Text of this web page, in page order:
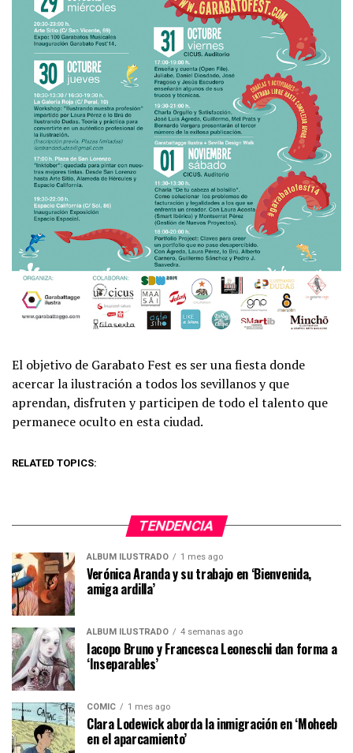
El objetivo de Garabato Fest es ser una fiesta donde
acercar la ilustración a todos los sevillanos y que
aprendan, disfruten y participen de todo el talento que
permanece oculto en esta ciudad.
RELATED TOPICS:
TENDENCIA
ÁLBUM ILUSTRADO 1 mes ago
Verónica Aranda y su trabajo en ‘Bienvenida,
amiga ardilla’
ÁLBUM ILUSTRADO 4 semanas ago
Iacopo Bruno y Francesca Leoneschi dan forma a
‘Inseparables’
CÓMIC 1 mes ago
Clara Lodewick aborda la inmigración en ‘Moheeb
en el aparcamiento’